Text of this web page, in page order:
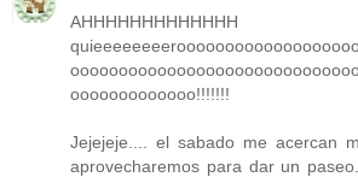
ooooooooooooo!!!!!!!
Jejejeje.... el sabado me acercan
aprovecharemos para dar un